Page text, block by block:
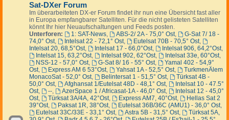
Sat-DXer Forum
Im überarbeiteten DX-er Forum findet ihr nun eine Übersicht fast aller
in Europa empfangbarer Satelliten. Für die nicht gelisteten Satelliten
könnt Ihr hier Neuaufschaltungen und Feeds posten.
Unterforen:
1: SAT-News, ABS-2/ 2A - 75,0° Ost,
G-Sat 7/ 18 -
74,0° Ost, Intelsat 22 - 72,1° Ost, Eutelsat 70B - 70,5° Ost,
Intelsat 20, 68,5°Ost, Intelsat 17 - 66,0°Ost, Intelsat 906, 64,2°Ost,
Intelsat 15, 63,2°Ost, Intelsat 902, 62°Ost, Intelsat 33e, 60°Ost,
NSS-12 - 57,0° Ost, G-Sat 8/ 16 - 55° Ost,
Yamal 402 - 54,9°
Ost, Express AM 6 53°Ost, Yahsat 1A - 52,5° Ost,
TurkmenÄlem
MonacoSat - 52,0° Ost, Belintersat 1 - 51,5° Ost,
Türksat 4B -
50,0° Ost, Afghansat 1/Eutelsat 48D - 48,1° Ost,
Intelsat 10 - 47.5°
Ost, --, AzerSpace 1 / Africasat-1A - 46,0° Ost,
Intelsat 12 - 45,0°
Ost, Türksat 3A/4A, 42°Ost, Express AM7, 40°Ost,
Hellas Sat 2
39°Ost, Paksat 1R, 38°Ost, Eutelsat 36B/36C (AMU1) - 36,0° Ost,
Eutelsat 33C/33E - 33,1° Ost, Astra 5B - 31,5° Ost,
Türksat 5A,